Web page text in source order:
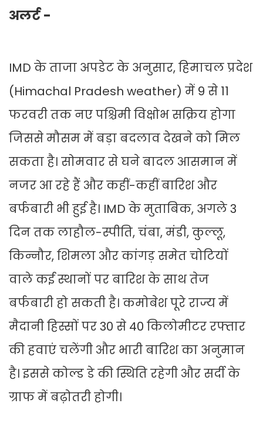
अलर्ट -
IMD के ताजा अपडेट के अनुसार, हिमाचल प्रदेश
(Himachal Pradesh weather) में 9 से 11
फरवरी तक नए पश्चिमी विक्षोभ सक्रिय होगा
जिससे मौसम में बड़ा बदलाव देखने को मिल
सकता है। सोमवार से घने बादल आसमान में
नजर आ रहे हैं और कहीं-कहीं बारिश और
बर्फबारी भी हुई है। IMD के मुताबिक, अगले 3
दिन तक लाहौल-स्पीति, चंबा, मंडी, कुल्लू,
किन्नौर, शिमला और कांगड़ समेत चोटियों
वाले कई स्थानों पर बारिश के साथ तेज
बर्फबारी हो सकती है। कमोबेश पूरे राज्य में
मैदानी हिस्सों पर 30 से 40 किलोमीटर रफ्तार
की हवाएं चलेंगी और भारी बारिश का अनुमान
है। इससे कोल्ड डे की स्थिति रहेगी और सर्दी के
ग्राफ में बढ़ोतरी होगी।